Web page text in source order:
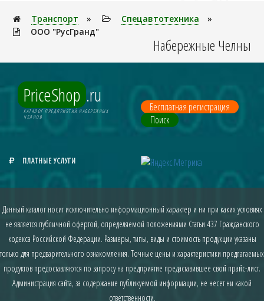
Транспорт » Спецавтотехника
»
ООО "РусГранд"
Набережные Челны
PriceShop .ru
КАТАЛОГ ПРЕДПРИЯТИЙ НАБЕРЕЖНЫХ
ЧЕЛНОВ
Бесплатная регистрация
Поиск
ПЛАТНЫЕ УСЛУГИ
Данный каталог носит исключительно информационный характер и ни при каких условиях
не является публичной офертой, определяемой положениями Статьи 437 Гражданского
кодекса Российской Федерации. Размеры, типы, виды и стоимость продукции указаны
только для предварительного ознакомления. Точные цены и характеристики предлагаемых
продуктов предоставляются по запросу на предприятие предаставившее свой прайс-лист.
Администрация сайта, за содержание публикуемой информации, не несет ни какой
ответственности.